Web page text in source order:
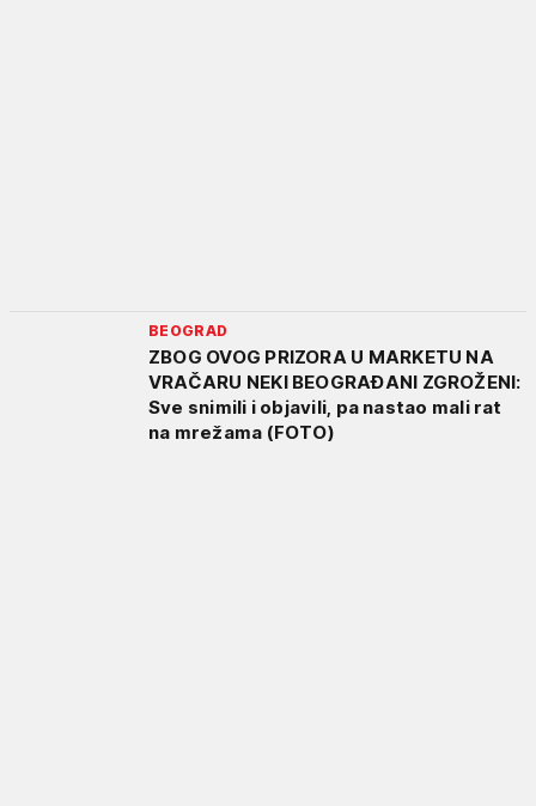
BEOGRAD
ZBOG OVOG PRIZORA U MARKETU NA
VRAČARU NEKI BEOGRAĐANI ZGROŽENI:
Sve snimili i objavili, pa nastao mali rat
na mrežama (FOTO)